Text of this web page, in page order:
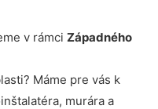
v rámci Západného
Máme pre vás k
murára a